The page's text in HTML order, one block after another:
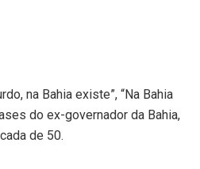
na Bahia existe”, “Na Bahia
do ex-governador da Bahia,
de 50.